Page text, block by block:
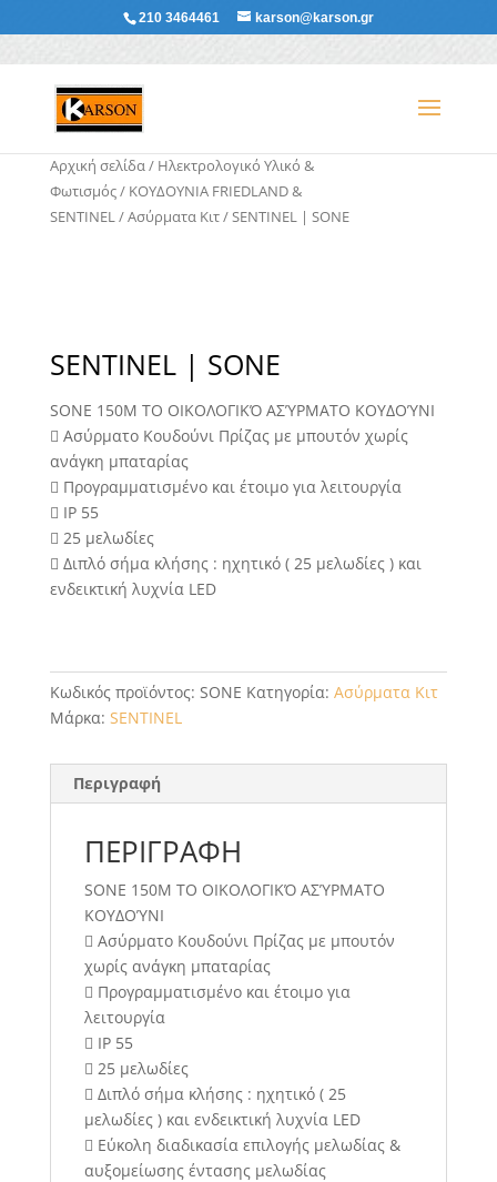
210 3464461 karson@karson.gr
Αρχική σελίδα/ Ηλεκτρολογικό Υλικό &
Φωτισμός/ ΚΟΥΔΟΥΝΙΑ FRIEDLAND &
SENTINEL/Ασύρματα Κιτ/ SENTINEL | SONE
SENTINEL | SONE
SONE 150M ΤΟ ΟΙΚΟΛΟΓΙΚΌ ΑΣΎΡΜΑΤΟ ΚΟΥΔΟΎΝΙ
 Ασύρματο Κουδούνι Πρίζας με μπουτόν χωρίς
ανάγκη μπαταρίας
 Προγραμματισμένο και έτοιμο για λειτουργία
 ΙΡ 55
 25 μελωδίες
 Διπλό σήμα κλήσης : ηχητικό ( 25 μελωδίες ) και
ενδεικτική λυχνία LED
Κωδικός προϊόντος: SONE Κατηγορία: Ασύρματα Κιτ
Μάρκα: SENTINEL
Περιγραφή
ΠΕΡΙΓΡΑΦΉ
SONE 150M ΤΟ ΟΙΚΟΛΟΓΙΚΌ ΑΣΎΡΜΑΤΟ
ΚΟΥΔΟΎΝΙ
 Ασύρματο Κουδούνι Πρίζας με μπουτόν
χωρίς ανάγκη μπαταρίας
 Προγραμματισμένο και έτοιμο για
λειτουργία
 ΙΡ 55
 25 μελωδίες
 Διπλό σήμα κλήσης : ηχητικό ( 25
μελωδίες ) και ενδεικτική λυχνία LED
 Εύκολη διαδικασία επιλογής μελωδίας &
αυξομείωσης έντασης μελωδίας